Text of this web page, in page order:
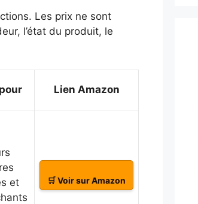
Les prix ne sont
l’état du produit, le
Lien Amazon
et
🛒 Voir sur Amazon